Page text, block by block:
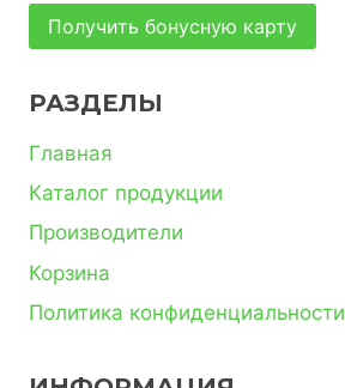
Получить бонусную карту
РАЗДЕЛЫ
Главная
Каталог продукции
Производители
Корзина
Политика конфиденциальности